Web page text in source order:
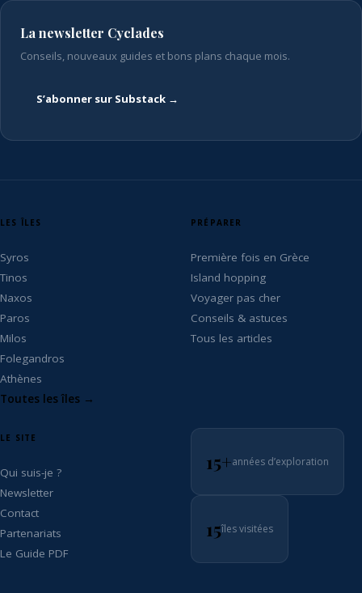
La newsletter Cyclades
Conseils, nouveaux guides et bons plans chaque mois.
S’abonner sur Substack →
LES ÎLES
Syros
Tinos
Naxos
Paros
Milos
Folegandros
Athènes
Toutes les îles →
PRÉPARER
Première fois en Grèce
Island hopping
Voyager pas cher
Conseils & astuces
Tous les articles
LE SITE
Qui suis-je ?
Newsletter
Contact
Partenariats
Le Guide PDF
15+années d’exploration
15îles visitées